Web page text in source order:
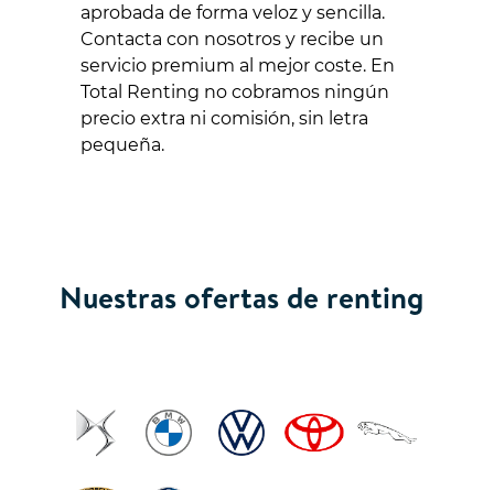
aprobada de forma veloz y sencilla.
Contacta con nosotros y recibe un
servicio premium al mejor coste. En
Total Renting no cobramos ningún
precio extra ni comisión, sin letra
pequeña.
Nuestras ofertas de renting